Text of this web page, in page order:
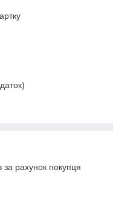
рахунок покупця